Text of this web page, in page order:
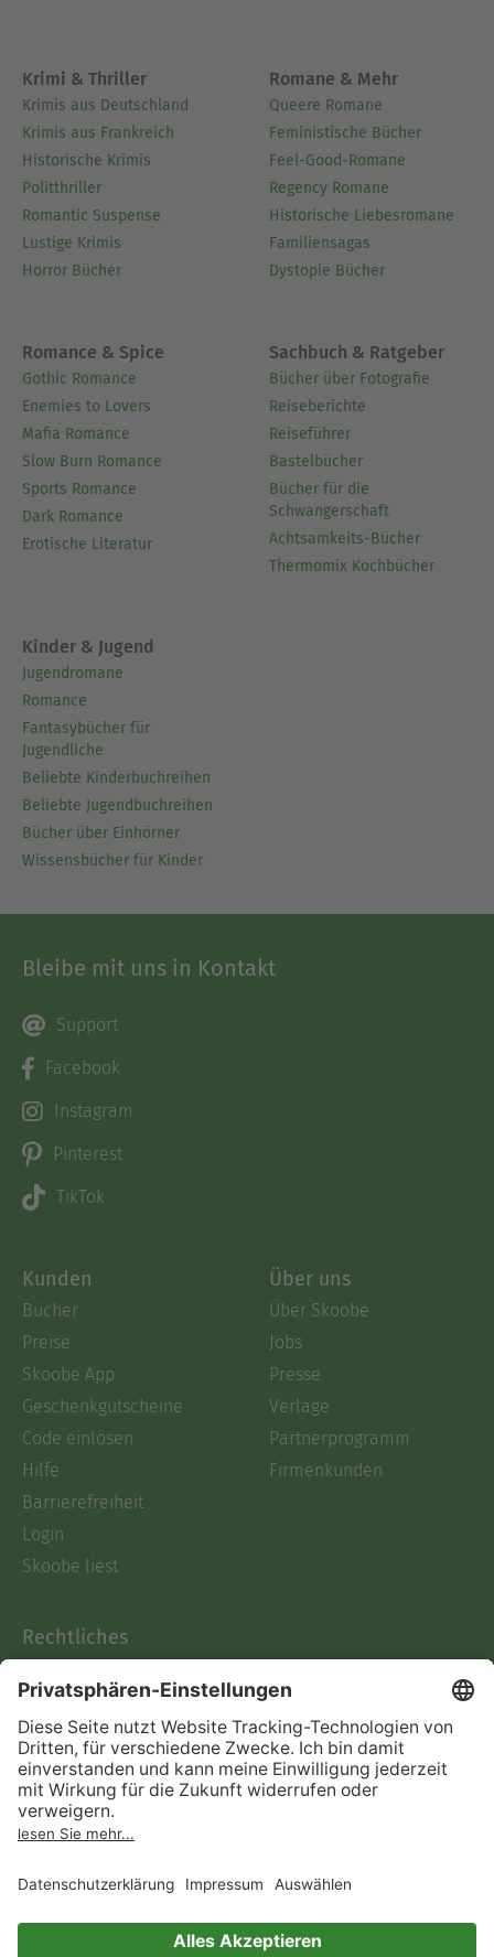
Krimi & Thriller
Krimis aus Deutschland
Krimis aus Frankreich
Historische Krimis
Politthriller
Romantic Suspense
Lustige Krimis
Horror Bücher
Romane & Mehr
Queere Romane
Feministische Bücher
Feel-Good-Romane
Regency Romane
Historische Liebesromane
Familiensagas
Dystopie Bücher
Romance & Spice
Gothic Romance
Enemies to Lovers
Mafia Romance
Slow Burn Romance
Sports Romance
Dark Romance
Erotische Literatur
Sachbuch & Ratgeber
Bücher über Fotografie
Reiseberichte
Reiseführer
Bastelbücher
Bücher für die
Schwangerschaft
Achtsamkeits-Bücher
Thermomix Kochbücher
Kinder & Jugend
Jugendromane
Romance
Fantasybücher für
Jugendliche
Beliebte Kinderbuchreihen
Beliebte Jugendbuchreihen
Bücher über Einhörner
Wissensbücher für Kinder
Bleibe mit uns in Kontakt
Support
Facebook
Instagram
Pinterest
TikTok
Kunden
Bücher
Preise
Skoobe App
Geschenkgutscheine
Code einlösen
Hilfe
Barrierefreiheit
Login
Skoobe liest
Über uns
Über Skoobe
Jobs
Presse
Verlage
Partnerprogramm
Firmenkunden
Rechtliches
AGB
Informationen nach Data
Act
Verträge hier kündigen
Impressum